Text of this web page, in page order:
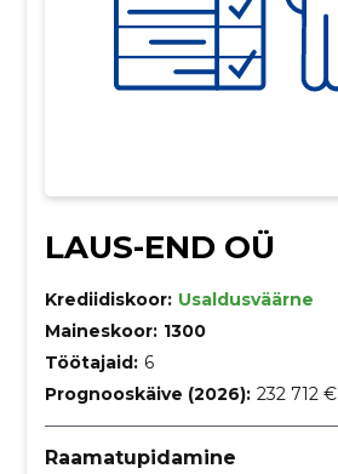
LAUS-END OÜ
Krediidiskoor: Usaldusväärne
Maineskoor: 1300
Töötajaid: 6
Prognooskäive (2026): 232 712 €
Raamatupidamine